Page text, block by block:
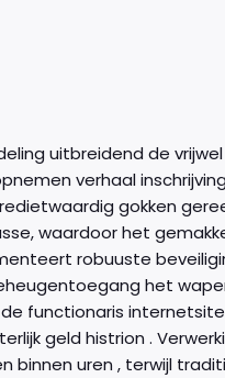
uitbreidend de vrijwel
verhaal
gokken
waardoor het
robuuste
het
functionaris
geld histrion .
binnen uren , terwijl